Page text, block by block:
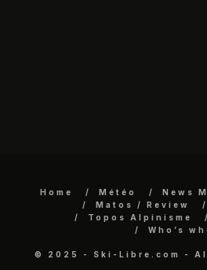
Home Météo News
Matos / Review
Topos Alpinisme
Who’s
© 2025 - Ski-Libre.com -